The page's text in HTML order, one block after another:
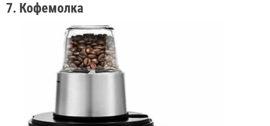
7. Кофемолка